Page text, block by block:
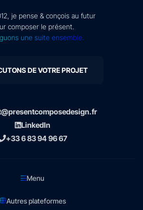
je pense & conçois au futur
composer le présent.
une suite ensemble.
DE VOTRE PROJET
LinkedIn
+33 6 83 94 96 67
Menu
Autres plateformes